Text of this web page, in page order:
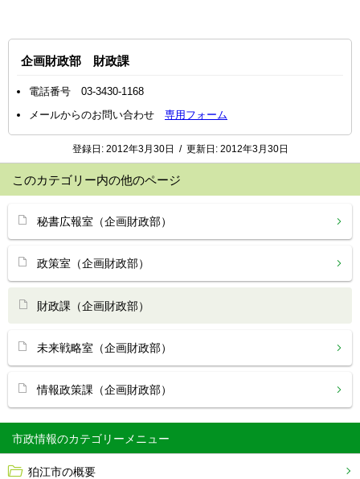
市政情報
狛江市の概要
企画財政部 財政課
電話番号 03-3430-1168
メールからのお問い合わせ 専用フォーム
登録日: 2012年3月30日 / 更新日: 2012年3月30日
このカテゴリー内の他のページ
秘書広報室（企画財政部）
政策室（企画財政部）
財政課（企画財政部）
未来戦略室（企画財政部）
情報政策課（企画財政部）